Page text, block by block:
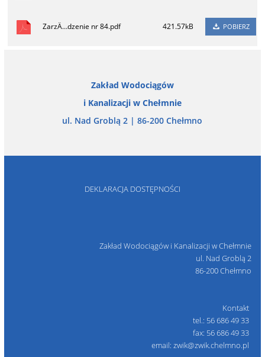
ZarzÄ…dzenie nr 84.pdf 421.57kB POBIERZ
Zakład Wodociągów
i Kanalizacji w Chełmnie
ul. Nad Groblą 2 | 86-200 Chełmno
DEKLARACJA DOSTĘPNOŚCI
Zakład Wodociągów i Kanalizacji w Chełmnie
ul. Nad Groblą 2
86-200 Chełmno
Kontakt
tel.: 56 686 49 33
fax: 56 686 49 33
email: zwik@zwik.chelmno.pl